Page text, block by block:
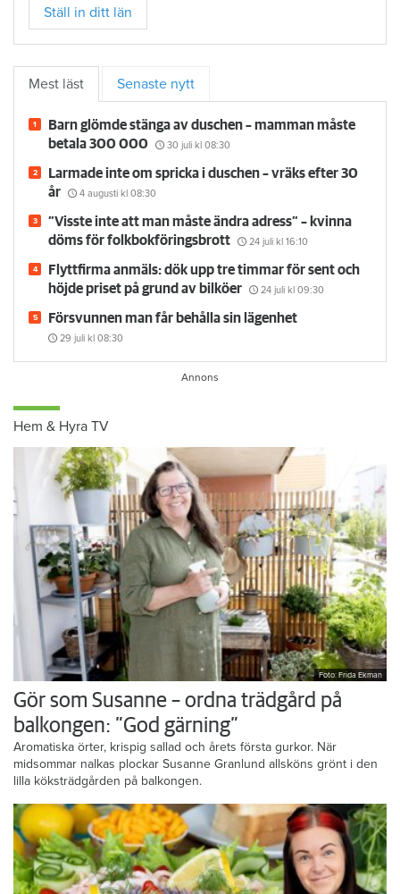
Ställ in ditt län
Mest läst Senaste nytt
Barn glömde stänga av duschen – mamman måste
betala 300 000
30 juli kl 08:30
Larmade inte om spricka i duschen – vräks efter 30
år
4 augusti kl 08:30
”Visste inte att man måste ändra adress” – kvinna
döms för folkbokföringsbrott
24 juli kl 16:10
Flyttfirma anmäls: dök upp tre timmar för sent och
höjde priset på grund av bilköer
24 juli kl 09:30
Försvunnen man får behålla sin lägenhet
29 juli kl 08:30
Hem & Hyra TV
Foto: Frida Ekman
Gör som Susanne – ordna trädgård på
balkongen: ”God gärning”
Aromatiska örter, krispig sallad och årets första gurkor. När
midsommar nalkas plockar Susanne Granlund allsköns grönt i den
lilla köksträdgården på balkongen.